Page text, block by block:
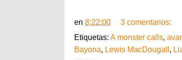
en 8:22:00
3 comentarios:
Etiquetas: A monster calls,
Bayona, Lewis MacDougall ,